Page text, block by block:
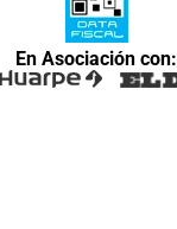
En Asociación con: